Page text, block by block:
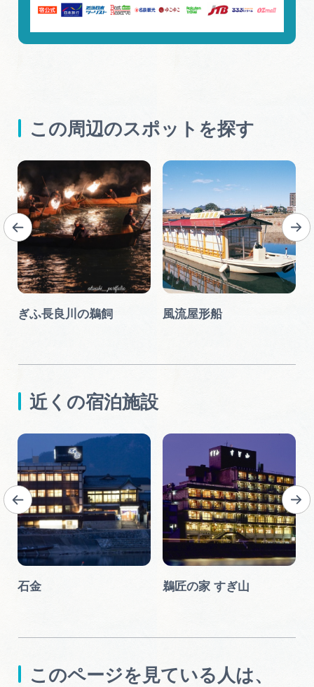
この周辺のスポットを探す
ぎふ長良川の鵜飼 風流屋形船
近くの宿泊施設
石金 鵜匠の家 すぎ山
このページを見ている人は、